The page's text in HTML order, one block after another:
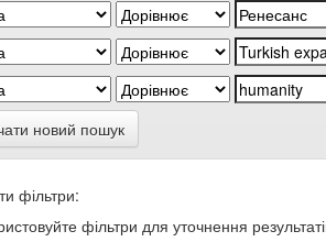
новий пошук
фільтри:
фільтри для уточнення